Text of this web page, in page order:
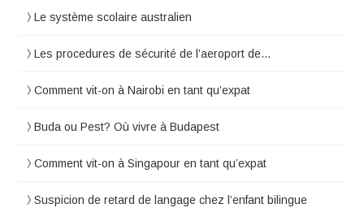
Le système scolaire australien
Les procedures de sécurité de l’aeroport de…
Comment vit-on à Nairobi en tant qu’expat
Buda ou Pest? Où vivre à Budapest
Comment vit-on à Singapour en tant qu’expat
Suspicion de retard de langage chez l’enfant bilingue